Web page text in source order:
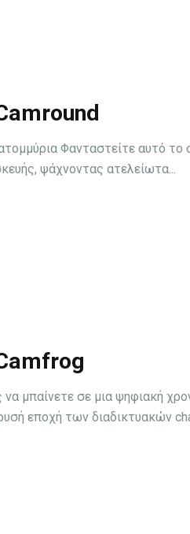
Φανταστείτε αυτό το
ψάχνοντας ατελείωτα...
μπαίνετε σε μια ψηφιακή
εποχή των διαδικτυακών